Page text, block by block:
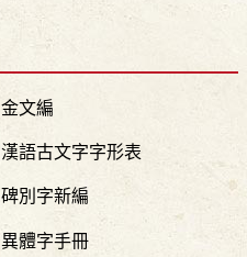
金文編
漢語古文字字形表
碑別字新編
異體字手冊